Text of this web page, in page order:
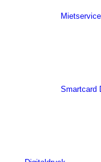
Mietservice
Smartcard